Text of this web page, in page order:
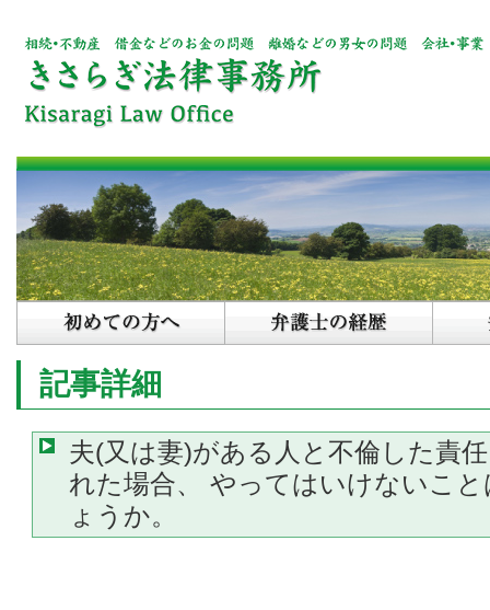
記事詳細
夫(又は妻)がある人と不倫した責
れた場合、 やってはいけないこ
ょうか。